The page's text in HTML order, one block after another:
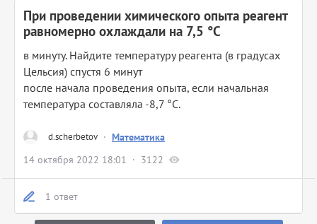
d.scherbetov · Математика
14 октября 2022 18:01
3122
При проведении химического опыта реагент
равномерно охлаждали на 7,5 °C
в минуту. Найдите температуру реагента (в градусах
Цельсия) спустя 6 минут
после начала проведения опыта, если начальная
температура составляла -8,7 °С.​
1 ответ